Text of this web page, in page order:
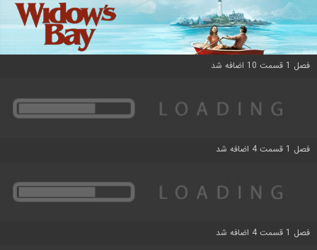
فصل 1 قسمت 10 اضافه شد
فصل 1 قسمت 4 اضافه شد
فصل 1 قسمت 4 اضافه شد